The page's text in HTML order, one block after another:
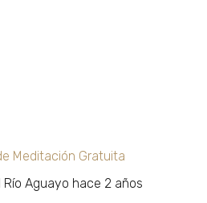
Meditación Gratuita
Aguayo hace 2 años